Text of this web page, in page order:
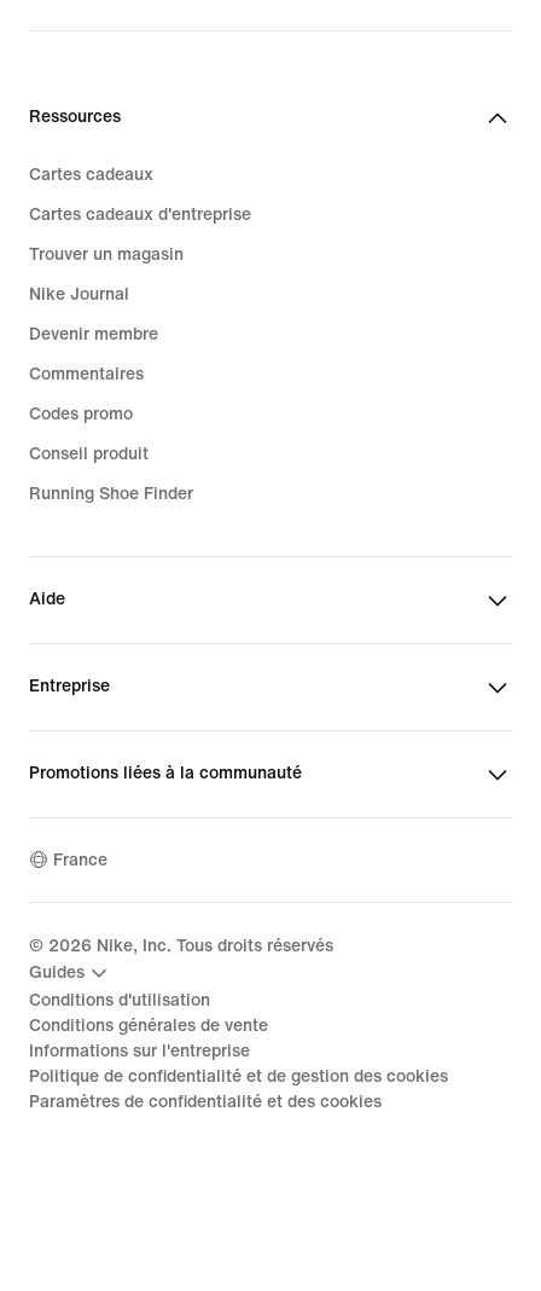
Ressources
Cartes cadeaux
Cartes cadeaux d'entreprise
Trouver un magasin
Nike Journal
Devenir membre
Commentaires
Codes promo
Conseil produit
Running Shoe Finder
Aide
Entreprise
Promotions liées à la communauté
France
© 2026 Nike, Inc. Tous droits réservés
Guides
Conditions d'utilisation
Conditions générales de vente
Informations sur l'entreprise
Politique de confidentialité et de gestion des cookies
Paramètres de confidentialité et des cookies